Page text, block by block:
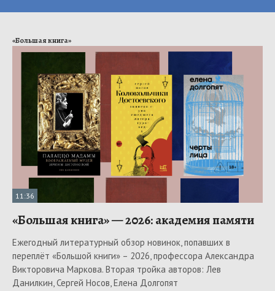
«Большая книга»
11:36
«Большая книга» — 2026: академия памяти
Ежегодный литературный обзор новинок, попавших в
переплёт «Большой книги» – 2026, профессора Александра
Викторовича Маркова. Вторая тройка авторов: Лев
Данилкин, Сергей Носов, Елена Долгопят